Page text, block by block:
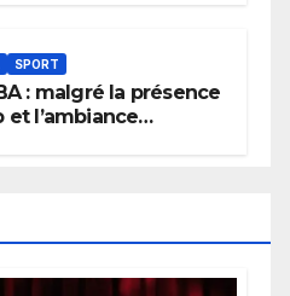
SPORT
: malgré la présence
et l’ambiance